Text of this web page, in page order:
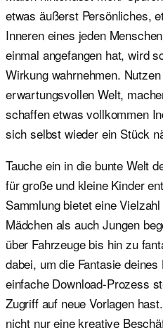
etwas äußerst Persönliches,
Inneren eines jeden
einmal angefangen hat, wird
Wirkung wahrnehmen.
erwartungsvollen Welt,
schaffen etwas vollkommen
sich selbst wieder ein Stück
Tauche ein in die bunte Welt
für große und kleine Kinder
Sammlung bietet eine
Mädchen als auch Jungen
über Fahrzeuge bis hin zu
dabei, um die Fantasie
einfache Download-Prozess
Zugriff auf neue Vorlagen
nicht nur eine kreative